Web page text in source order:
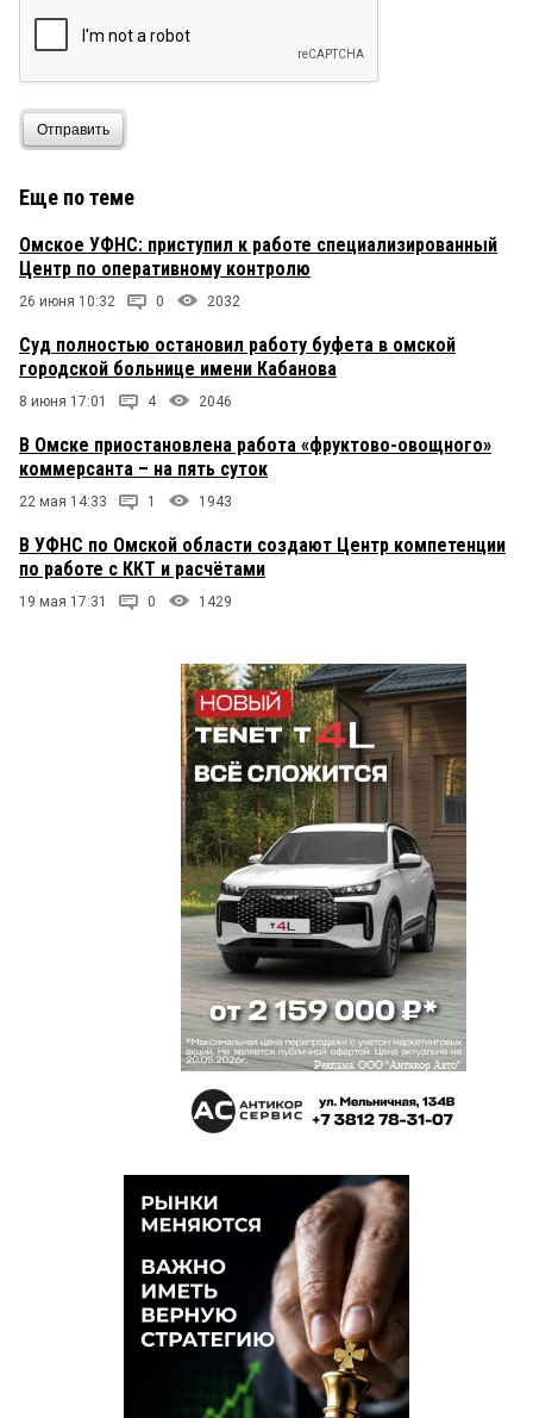
Отправить
Еще по теме
Омское УФНС: приступил к работе специализированный
Центр по оперативному контролю
26 июня 10:32 0 2032
Суд полностью остановил работу буфета в омской
городской больнице имени Кабанова
8 июня 17:01 4 2046
В Омске приостановлена работа «фруктово-овощного»
коммерсанта – на пять суток
22 мая 14:33 1 1943
В УФНС по Омской области создают Центр компетенции
по работе с ККТ и расчётами
19 мая 17:31 0 1429